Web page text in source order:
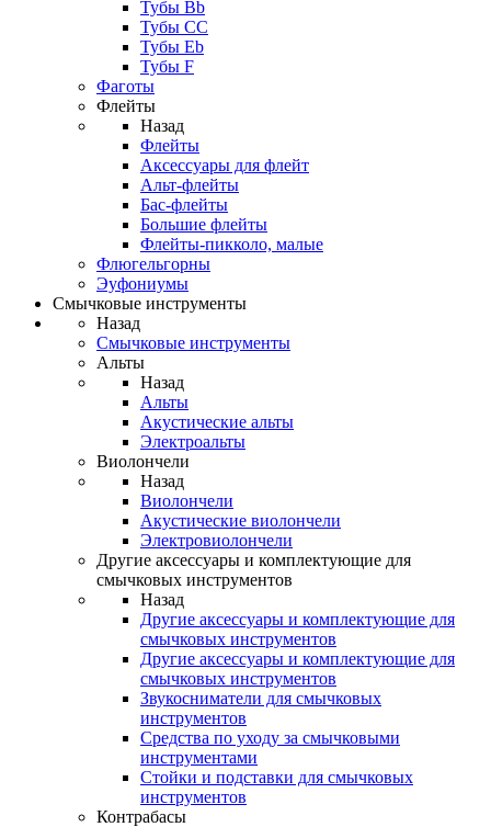
Тубы Bb
Тубы CC
Тубы Eb
Тубы F
Фаготы
Флейты
Назад
Флейты
Аксессуары для флейт
Альт-флейты
Бас-флейты
Большие флейты
Флейты-пикколо, малые
Флюгельгорны
Эуфониумы
Смычковые инструменты
Назад
Смычковые инструменты
Альты
Назад
Альты
Акустические альты
Электроальты
Виолончели
Назад
Виолончели
Акустические виолончели
Электровиолончели
Другие аксессуары и комплектующие для
смычковых инструментов
Назад
Другие аксессуары и комплектующие для
смычковых инструментов
Другие аксессуары и комплектующие для
смычковых инструментов
Звукосниматели для смычковых
инструментов
Средства по уходу за смычковыми
инструментами
Стойки и подставки для смычковых
инструментов
Контрабасы